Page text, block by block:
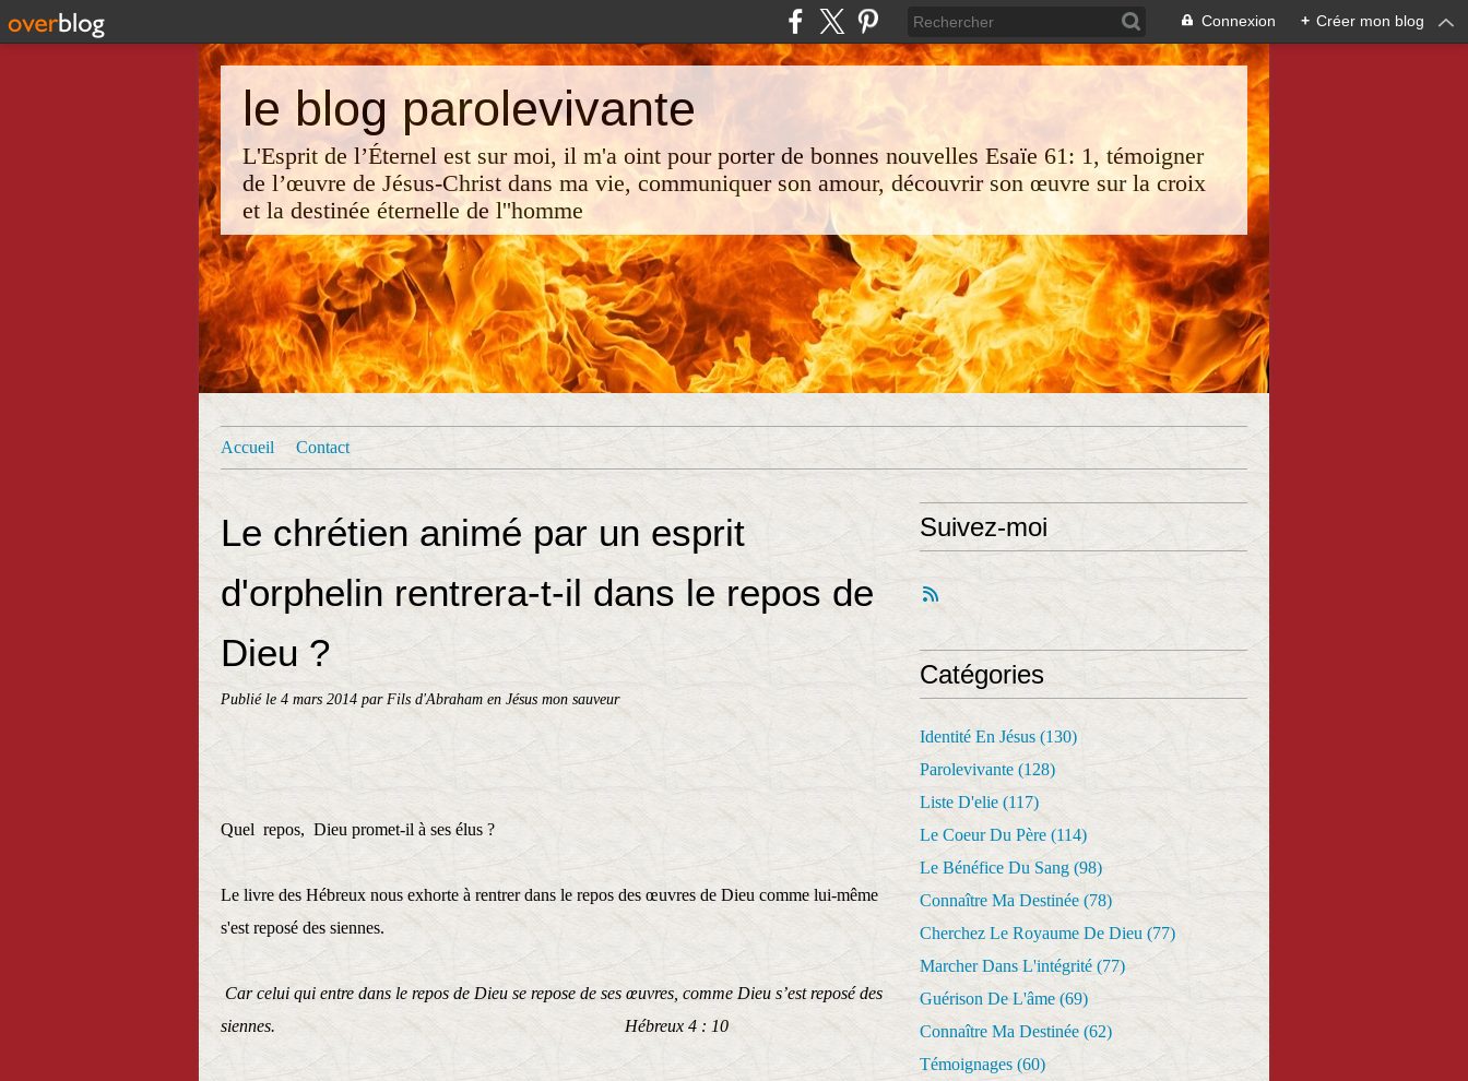
Connexion + Créer mon blog
le blog parolevivante
L'Esprit de l’Éternel est sur moi, il m'a oint pour porter de bonnes nouvelles Esaïe 61: 1, témoigner
de l’œuvre de Jésus-Christ dans ma vie, communiquer son amour, découvrir son œuvre sur la croix
et la destinée éternelle de l''homme
Accueil Contact
Le chrétien animé par un esprit
d'orphelin rentrera-t-il dans le repos de
Dieu ?
Publié le 4 mars 2014 par Fils d'Abraham en Jésus mon sauveur
Quel repos, Dieu promet-il à ses élus ?
Le livre des Hébreux nous exhorte à rentrer dans le repos des œuvres de Dieu comme lui-même
s'est reposé des siennes.
Car celui qui entre dans le repos de Dieu se repose de ses œuvres, comme Dieu s’est reposé des
siennes. Hébreux 4 : 10
Suivez-moi
Catégories
Identité En Jésus (130)
Parolevivante (128)
Liste D'elie (117)
Le Coeur Du Père (114)
Le Bénéfice Du Sang (98)
Connaître Ma Destinée (78)
Cherchez Le Royaume De Dieu (77)
Marcher Dans L'intégrité (77)
Guérison De L'âme (69)
Connaître Ma Destinée (62)
Témoignages (60)